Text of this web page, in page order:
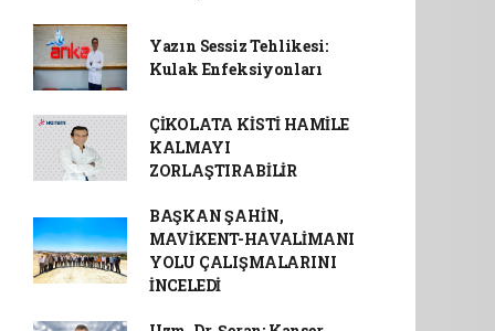
Yazın Sessiz Tehlikesi:
Kulak Enfeksiyonları
ÇİKOLATA KİSTİ HAMİLE
KALMAYI
ZORLAŞTIRABİLİR
BAŞKAN ŞAHİN,
MAVİKENT-HAVALİMANI
YOLU ÇALIŞMALARINI
İNCELEDİ